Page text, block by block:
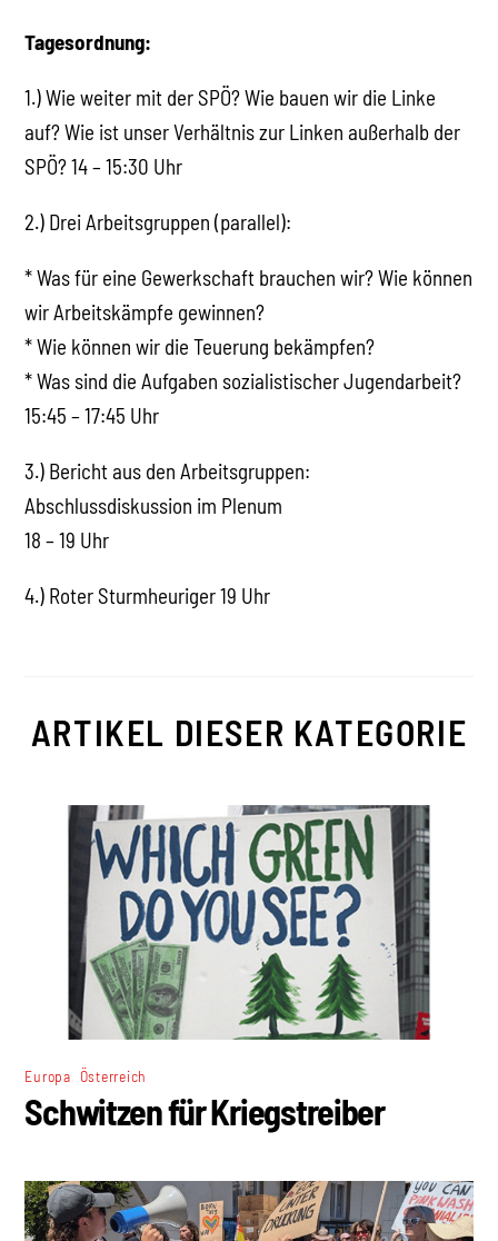
Tagesordnung:
1.) Wie weiter mit der SPÖ? Wie bauen wir die Linke
auf? Wie ist unser Verhältnis zur Linken außerhalb der
SPÖ? 14 – 15:30 Uhr
2.) Drei Arbeitsgruppen (parallel):
* Was für eine Gewerkschaft brauchen wir? Wie können
wir Arbeitskämpfe gewinnen?
* Wie können wir die Teuerung bekämpfen?
* Was sind die Aufgaben sozialistischer Jugendarbeit?
15:45 – 17:45 Uhr
3.) Bericht aus den Arbeitsgruppen:
Abschlussdiskussion im Plenum
18 – 19 Uhr
4.) Roter Sturmheuriger 19 Uhr
ARTIKEL DIESER KATEGORIE
Europa Österreich
Schwitzen für Kriegstreiber